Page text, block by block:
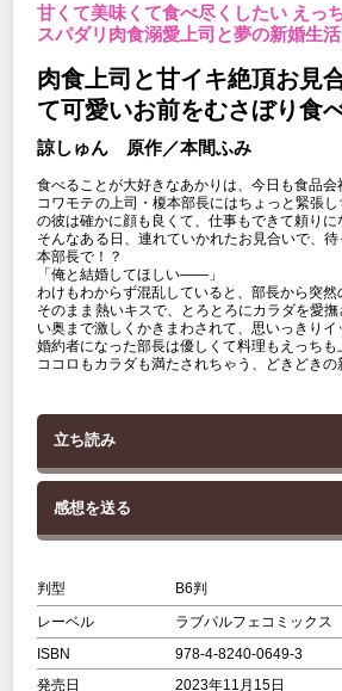
甘くて美味くて食べ尽くしたい えっ
スパダリ肉食溺愛上司と夢の新婚生活
肉食上司と甘イキ絶頂お見
て可愛いお前をむさぼり食
諒しゅん 原作／本間ふみ
食べることが大好きなあかりは、今日も食品会
コワモテの上司・榎本部長にはちょっと緊張
の彼は確かに顔も良くて、仕事もできて頼り
そんなある日、連れていかれたお見合いで、
本部長で！？
「俺と結婚してほしい――」
わけもわからず混乱していると、部長から突然
そのまま熱いキスで、とろとろにカラダを愛
い奥まで激しくかきまわされて、思いっきり
婚約者になった部長は優しくて料理もえっちも
ココロもカラダも満たされちゃう、どきどきの
立ち読み
感想を送る
判型 B6判
レーベル ラブパルフェコミックス
ISBN
978-4-8240-0649-3
発売日
2023年11月15日